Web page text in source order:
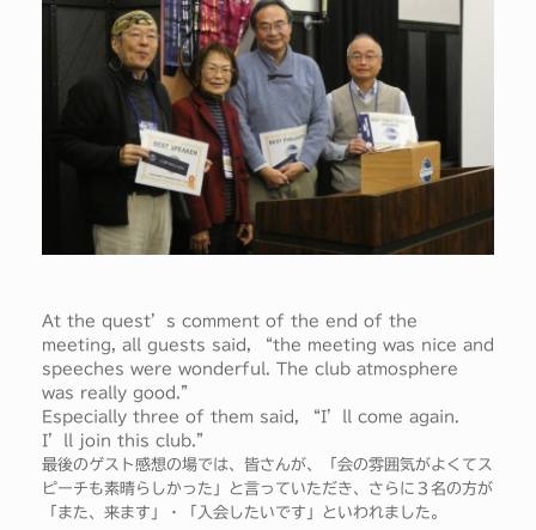
At the quest’s comment of the end of the
meeting, all guests said, “the meeting was nice and
speeches were wonderful. The club atmosphere
was really good.”
Especially three of them said, “I’ll come again.
I’ll join this club.”
最後のゲスト感想の場では、皆さんが、「会の雰囲気がよくてス
ピーチも素晴らしかった」と言っていただき、さらに３名の方が
「また、来ます」・「入会したいです」といわれました。